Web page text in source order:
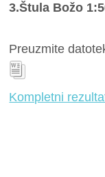
3.Štula Božo
Preuzmite
Kompletni